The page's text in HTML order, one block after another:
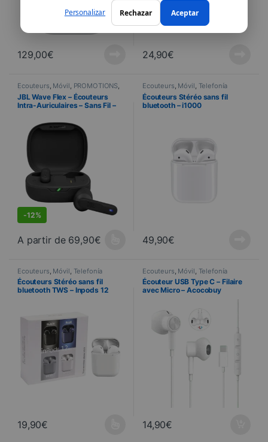
Personalizar Rechazar Aceptar
129,00€ 24,90€
Écouteurs, Móvil, PROMOTIONS,
Telefonía
JBL Wave Flex – Écouteurs
Intra-Auriculaires – Sans Fil –
-12%
A partir de 69,90€
Ce produit a plusieurs variations. Les options peuvent être
Écouteurs, Móvil, Telefonía
Écouteurs Stéréo sans fil
bluetooth – i1000
49,90€
Écouteurs Móvil Telefonía
Écouteurs Stéréo sans fil
bluetooth TWS – Inpods 12
19,90€
Ce produit a plusieurs variations. Les options peuvent être
Écouteurs Móvil Telefonía
Écouteur USB Type C – Filaire
avec Micro – Acocobuy
14,90€